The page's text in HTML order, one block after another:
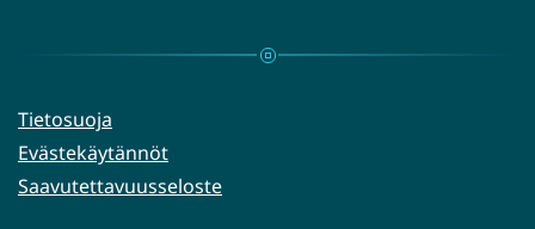
palveluun)
Tietosuoja
Evästekäytännöt
Saavutettavuusseloste